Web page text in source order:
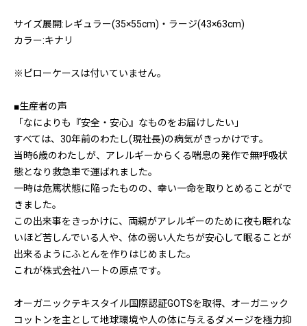
サイズ展開:レギュラー(35×55cm)・ラージ(43×63cm)
カラー:キナリ
※ピローケースは付いていません。
■生産者の声
「なによりも『安全・安心』なものをお届けしたい」
すべては、30年前のわたし(現社長)の病気がきっかけです。
当時6歳のわたしが、アレルギーからくる喘息の発作で無呼吸状
態となり救急車で運ばれました。
一時は危篤状態に陥ったものの、幸い一命を取りとめることがで
きました。
この出来事をきっかけに、両親がアレルギーのために夜も眠れな
いほど苦しんでいる人や、体の弱い人たちが安心して眠ることが
出来るようにふとんを作りはじめました。
これが株式会社ハートの原点です。
オーガニックテキスタイル国際認証GOTSを取得、オーガニック
コットンを主として地球環境や人の体に与えるダメージを極力抑